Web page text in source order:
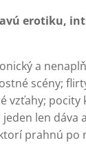
erotiku,
a
scény;
vzťahy;
len
prahnú po